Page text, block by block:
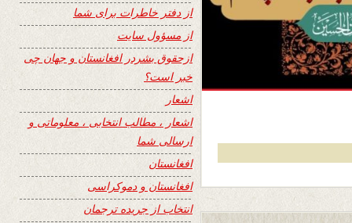
از دفتر خاطرات برای شما
از مسؤول سایت
ازحقوق بشردر افغانستان و جهان چی
خبر است؟
اشعار
اشعار ، مطالب انتخابی ، معلوماتی و
ارسالی شما
افغانستان
افغانستان و دموکراسی
انتخاب از جریده ترجمان